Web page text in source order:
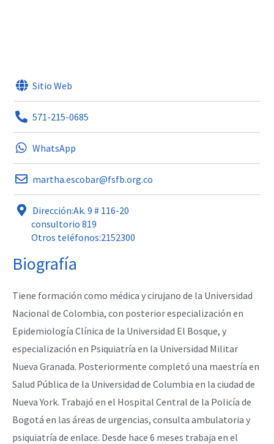
Sitio Web
571-215-0685
WhatsApp
martha.escobar@fsfb.org.co
Dirección:Ak. 9 # 116-20
consultorio 819
Otros teléfonos:2152300
Biografía
Tiene formación como médica y cirujano de la Universidad
Nacional de Colombia, con posterior especialización en
Epidemiología Clínica de la Universidad El Bosque, y
especialización en Psiquiatría en la Universidad Militar
Nueva Granada. Posteriormente completó una maestría en
Salud Pública de la Universidad de Columbia en la ciudad de
Nueva York. Trabajó en el Hospital Central de la Policía de
Bogotá en las áreas de urgencias, consulta ambulatoria y
psiquiatría de enlace. Desde hace 6 meses trabaja en el